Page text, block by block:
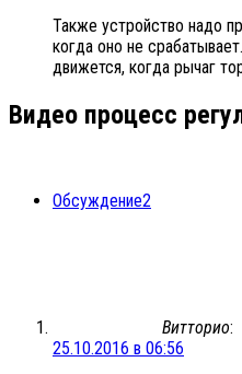
Также устройство надо
когда оно не
движется, когда рычаг
Видео процесс
Обсуждение2
Витторио:
25.10.2016 в 06:56